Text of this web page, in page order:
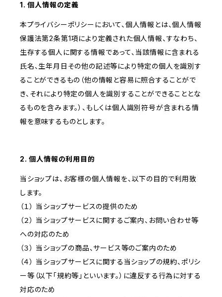
1. 個人情報の定義
本プライバシーポリシーにおいて、個人情報とは、個人情報
保護法第2条第1項により定義された個人情報、すなわち、
生存する個人に関する情報であって、当該情報に含まれる
氏名、生年月日その他の記述等により特定の個人を識別す
ることができるもの（他の情報と容易に照合することがで
き、それにより特定の個人を識別することができることとな
るものを含みます。）、もしくは個人識別符号が含まれる情
報を意味するものとします。
2. 個人情報の利用目的
当ショップは、お客様の個人情報を、以下の目的で利用致
します。
（１） 当ショップサービスの提供のため
（２） 当ショップサービスに関するご案内、お問い合わせ等
への対応のため
（３） 当ショップの商品、サービス等のご案内のため
（４） 当ショップサービスに関する当ショップの規約、ポリシ
ー等（以下「規約等」といいます。）に違反する行為に対する
対応のため